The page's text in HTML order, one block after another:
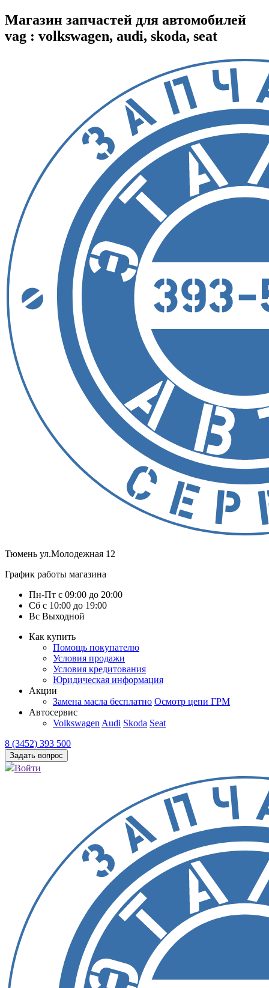
Магазин запчастей для автомобилей
vag : volkswagen, audi, skoda, seat
Тюмень ул.Молодежная 12
График работы магазина
Пн-Пт с 09:00 до 20:00
Сб с 10:00 до 19:00
Вс Выходной
Как купить
Помощь покупателю
Условия продажи
Условия кредитования
Юридическая информация
Акции
Замена масла бесплатно Осмотр цепи ГРМ
Автосервис
Volkswagen Audi Skoda Seat
8 (3452) 393 500
Задать вопрос
Войти